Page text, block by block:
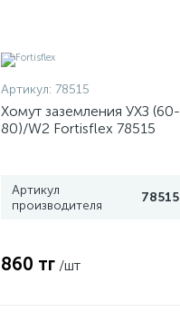
Артикул: 78515
Хомут заземления УХЗ (60-
80)/W2 Fortisflex 78515
Артикул
производителя
78515
860 тг /шт